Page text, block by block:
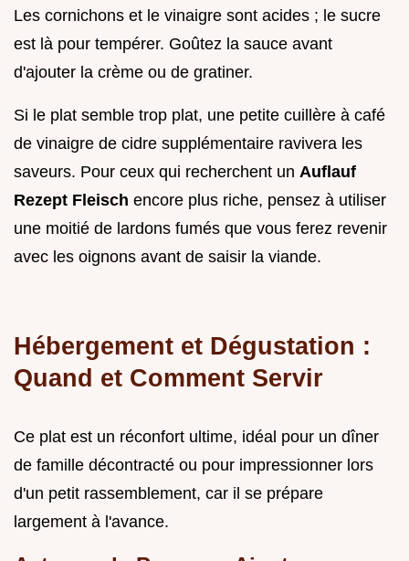
Les cornichons et le vinaigre sont acides ; le sucre
est là pour tempérer. Goûtez la sauce avant
d'ajouter la crème ou de gratiner.
Si le plat semble trop plat, une petite cuillère à café
de vinaigre de cidre supplémentaire ravivera les
saveurs. Pour ceux qui recherchent un Auflauf
Rezept Fleisch encore plus riche, pensez à utiliser
une moitié de lardons fumés que vous ferez revenir
avec les oignons avant de saisir la viande.
Hébergement et Dégustation :
Quand et Comment Servir
Ce plat est un réconfort ultime, idéal pour un dîner
de famille décontracté ou pour impressionner lors
d'un petit rassemblement, car il se prépare
largement à l'avance.